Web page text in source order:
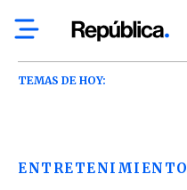
TEMAS DE HOY:
ENTRETENIMIENTO